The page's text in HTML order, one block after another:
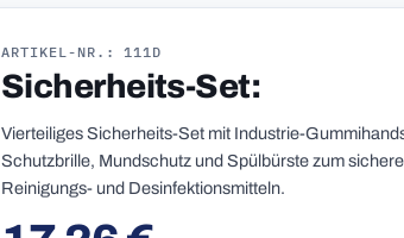
ARTIKEL-NR.: 111D
Sicherheits-Set:
Vierteiliges Sicherheits-Set mit Industrie-
Schutzbrille, Mundschutz und Spülbürste zum
Reinigungs- und Desinfektionsmitteln.
Regulärer Preis: